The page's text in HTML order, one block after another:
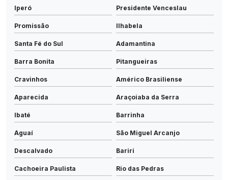
Iperó Presidente Venceslau
Promissão Ilhabela
Santa Fé do Sul Adamantina
Barra Bonita Pitangueiras
Cravinhos Américo Brasiliense
Aparecida Araçoiaba da Serra
Ibaté Barrinha
Aguaí São Miguel Arcanjo
Descalvado Bariri
Cachoeira Paulista Rio das Pedras